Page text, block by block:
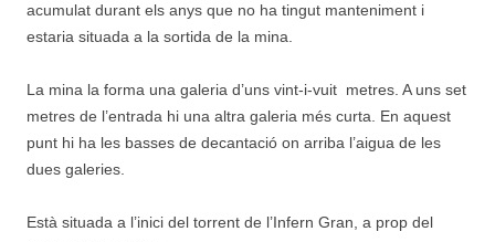
acumulat durant els anys que no ha tingut manteniment i
estaria situada a la sortida de la mina.
La mina la forma una galeria d’uns vint-i-vuit metres. A uns set
metres de l’entrada hi una altra galeria més curta. En aquest
punt hi ha les basses de decantació on arriba l’aigua de les
dues galeries.
Està situada a l’inici del torrent de l’Infern Gran, a prop del